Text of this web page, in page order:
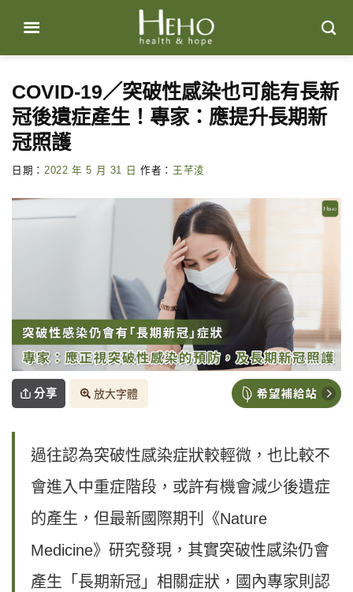
content
COVID-19／突破性感染也可能有長新
冠後遺症產生！專家：應提升長期新
冠照護
日期： 2022 年 5 月 31 日 作者： 王芊淩
分享 放大字體
過往認為突破性感染症狀較輕微，也比較不
會進入中重症階段，或許有機會減少後遺症
的產生，但最新國際期刊《Nature
Medicine》研究發現，其實突破性感染仍會
產生「長期新冠」相關症狀，國內專家則認